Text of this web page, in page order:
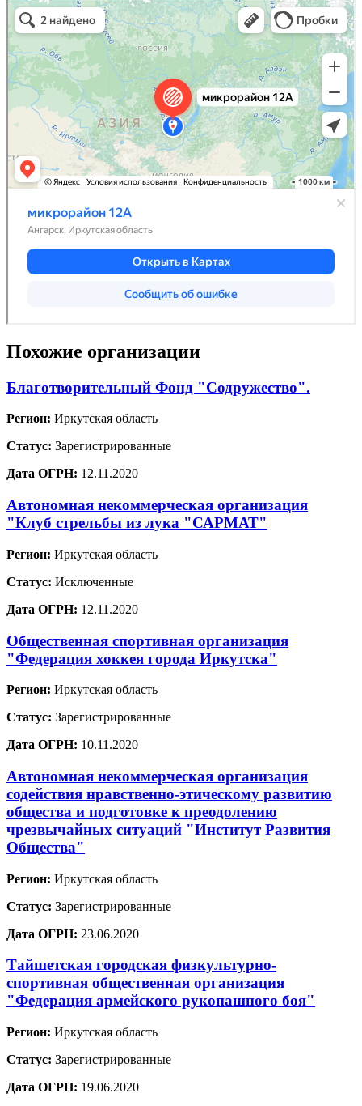
Похожие организации
Благотворительный Фонд "Содружество".
Регион: Иркутская область
Статус: Зарегистрированные
Дата ОГРН: 12.11.2020
Автономная некоммерческая организация
"Клуб стрельбы из лука "САРМАТ"
Регион: Иркутская область
Статус: Исключенные
Дата ОГРН: 12.11.2020
Общественная спортивная организация
"Федерация хоккея города Иркутска"
Регион: Иркутская область
Статус: Зарегистрированные
Дата ОГРН: 10.11.2020
Автономная некоммерческая организация
содействия нравственно-этическому развитию
общества и подготовке к преодолению
чрезвычайных ситуаций "Институт Развития
Общества"
Регион: Иркутская область
Статус: Зарегистрированные
Дата ОГРН: 23.06.2020
Тайшетская городская физкультурно-
спортивная общественная организация
"Федерация армейского рукопашного боя"
Регион: Иркутская область
Статус: Зарегистрированные
Дата ОГРН: 19.06.2020